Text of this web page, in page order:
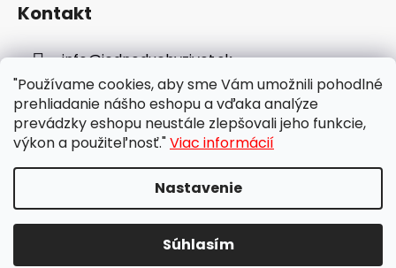
"Používame cookies, aby sme Vám umožnili pohodlné
prehliadanie nášho eshopu a vďaka analýze
prevádzky eshopu neustále zlepšovali jeho funkcie,
výkon a použiteľnosť."Viac informácií
Nastavenie
Súhlasím
Kontakt
info@jednoduchyzivot.sk
E-shop: 0948 647 767
Vytvoril Shoptet
jednoduchyzivot.sk